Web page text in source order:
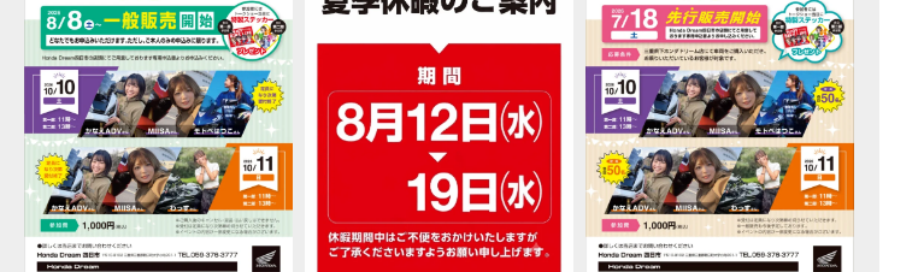
NEW BIKE 大型ツアラー「Gold Wing Tour」と特別仕様の 「Gold
MOVIE 【三重県】女性ライダーツーリングを満喫しました｜
MOVIE 【女子ツーの実態】恥ずかしいけど、暴露しました。
MOVIE オイル交換に行ったつもりが…まさかの大出費！？
NEW BIKE 「CRF250 RALLY」「CRF250 RALLY＜s＞」の カラーリ
「CRF250L」「CRF250L＜s＞」のカラーリング設定と
NEW BIKE 軽二輪スーパースポーツモデル「CBR250RR」の カラー
MOVIE 【Honda Dream鈴鹿】20周年記念・大感謝祭イベント 大人気バイク女子が大
NEW BIKE PROJECT BIG1 Final Edition CB 1300在庫車あります！